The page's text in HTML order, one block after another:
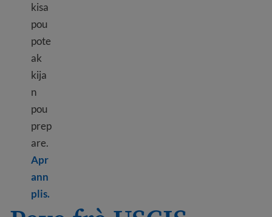
kisa
pou
pote
ak
kija
n
pou
prep
are.
Apr
ann
plis.Learn more about Biometrics appointment